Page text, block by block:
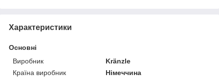
Характеристики
Основні
Виробник
Kränzle
Країна виробник
Німеччина